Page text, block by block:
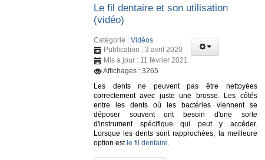
Le fil dentaire et son utilisation
(vidéo)
Catégorie : Vidéos
Publication : 3 avril 2020
Mis à jour : 11 février 2021
Affichages : 3265
Les dents ne peuvent pas être nettoyées
correctement avec juste une brosse. Les côtés
entre les dents où les bactéries viennent se
déposer souvent ont besoin d'une sorte
d'instrument spécifique qui peut y accéder.
Lorsque les dents sont rapprochées, la meilleure
option estle fil dentaire